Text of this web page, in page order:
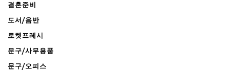
결혼준비
도서/음반
로켓프레시
문구/사무용품
문구/오피스